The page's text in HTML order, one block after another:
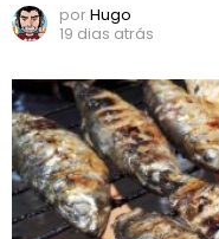
porHugo
19 dias atrás